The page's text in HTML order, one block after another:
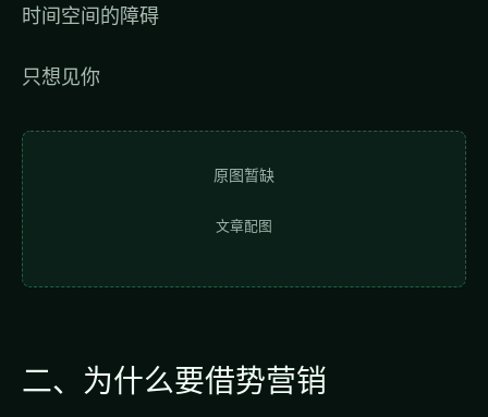
时间空间的障碍
只想见你
原图暂缺
文章配图
二、为什么要借势营销